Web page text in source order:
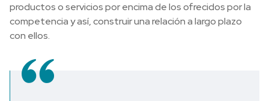
productos o servicios por encima de los ofrecidos por la
competencia y así, construir una relación a largo plazo
con ellos.